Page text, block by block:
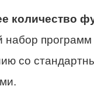
количество
набор программ
со